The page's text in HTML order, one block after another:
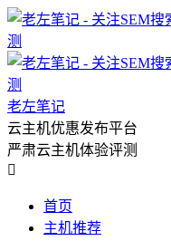
老左笔记
云主机优惠发布平台
严肃云主机体验评测

首页
主机推荐